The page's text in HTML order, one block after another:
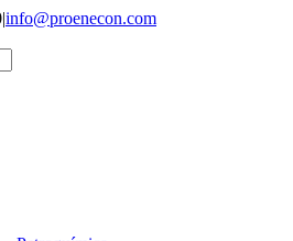
|info@proenecon.com